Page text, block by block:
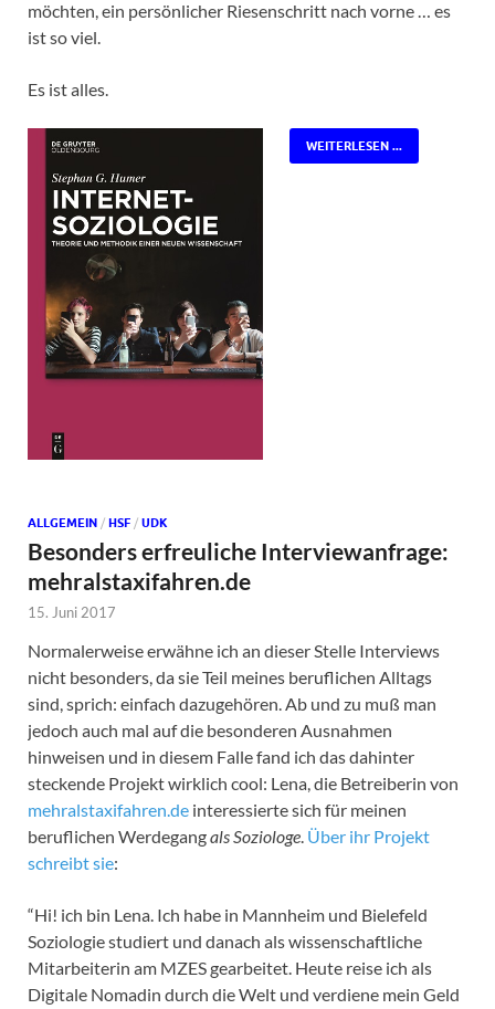
möchten, ein persönlicher Riesenschritt nach vorne … es
ist so viel.
Es ist alles.
WEITERLESEN ...
ALLGEMEIN / HSF / UDK
Besonders erfreuliche Interviewanfrage:
mehralstaxifahren.de
15. Juni 2017
Normalerweise erwähne ich an dieser Stelle Interviews
nicht besonders, da sie Teil meines beruflichen Alltags
sind, sprich: einfach dazugehören. Ab und zu muß man
jedoch auch mal auf die besonderen Ausnahmen
hinweisen und in diesem Falle fand ich das dahinter
steckende Projekt wirklich cool: Lena, die Betreiberin von
mehralstaxifahren.de interessierte sich für meinen
beruflichen Werdegangals Soziologe. Über ihr Projekt
schreibt sie:
“Hi! ich bin Lena. Ich habe in Mannheim und Bielefeld
Soziologie studiert und danach als wissenschaftliche
Mitarbeiterin am MZES gearbeitet. Heute reise ich als
Digitale Nomadin durch die Welt und verdiene mein Geld